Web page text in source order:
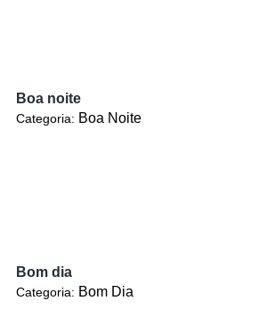
Boa noite
Categoria: Boa Noite
Bom dia
Categoria: Bom Dia